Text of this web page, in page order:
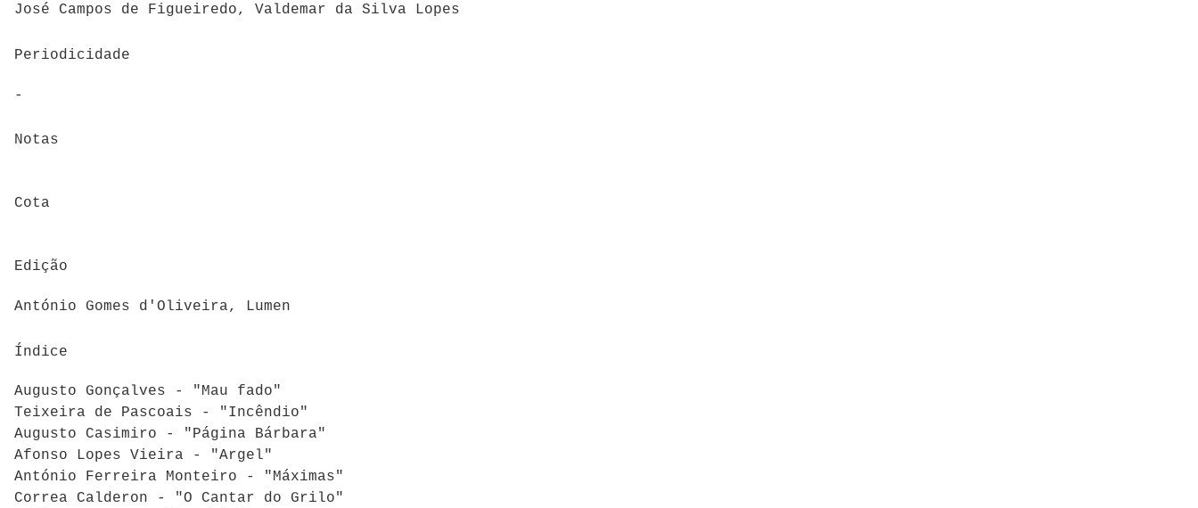
José Campos de Figueiredo, Valdemar da Silva Lopes
Periodicidade
-
Notas
Cota
Edição
António Gomes d'Oliveira, Lumen
Índice
Augusto Gonçalves - "Mau fado"
Teixeira de Pascoais - "Incêndio"
Augusto Casimiro - "Página Bárbara"
Afonso Lopes Vieira - "Argel"
António Ferreira Monteiro - "Máximas"
Correa Calderon - "O Cantar do Grilo"